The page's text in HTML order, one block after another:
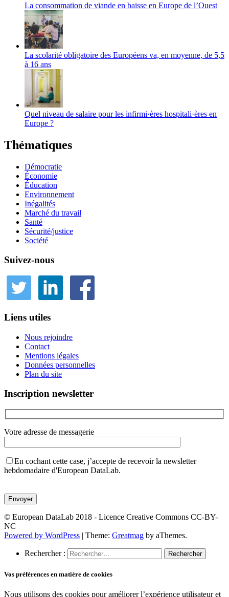
La consommation de viande en baisse en Europe de l’Ouest
La scolarité obligatoire des Européens va, en moyenne, de 5,5
à 16 ans
Quel niveau de salaire pour les infirmi·ères hospitali·ères en
Europe ?
Thématiques
Démocratie
Économie
Éducation
Environnement
Inégalités
Marché du travail
Santé
Sécurité/justice
Société
Suivez-nous
Liens utiles
Nous rejoindre
Contact
Mentions légales
Données personnelles
Plan du site
Inscription newsletter
Votre adresse de messagerie
En cochant cette case, j’accepte de recevoir la newsletter
hebdomadaire d'European DataLab.
laisser
ce
champ
vide.
© European DataLab 2018 - Licence Creative Commons CC-BY-
NC
Powered by WordPress | Theme: Greatmag by aThemes.
Rechercher :
Vos préférences en matière de cookies
Nous utilisons des cookies pour améliorer l’expérience utilisateur et